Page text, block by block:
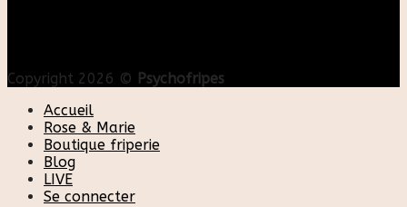
Copyright 2026 © Psychofripes
Accueil
Rose & Marie
Boutique friperie
Blog
LIVE
Se connecter